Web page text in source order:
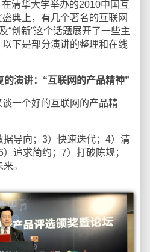
华大学举办的2010中国互
典上，有几个著名的互联网
“创新”这个话题展开了一些主
下是部分演讲的整理和在线
演讲：“互联网的产品精神”
一个好的互联网的产品精
导向；3）快速迭代；4）清
追求简约；7）打破陈规；
。